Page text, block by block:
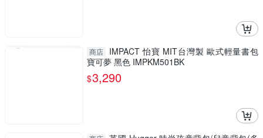
商店
IMPACT 怡寶 MIT台灣製 歐式輕量書包
寶可夢 黑色 IMPKM501BK
$3,290